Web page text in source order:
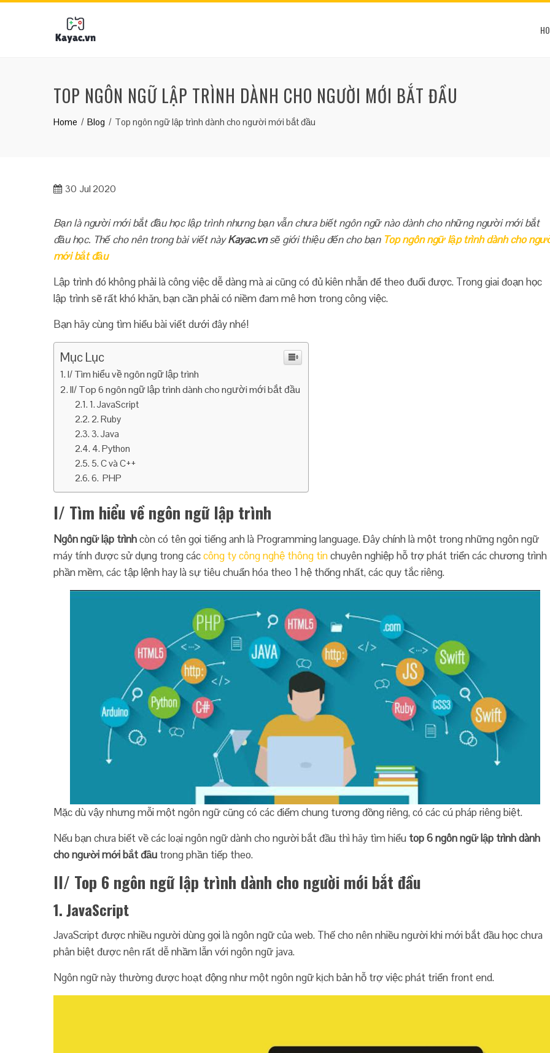
TOP NGÔN NGỮ LẬP TRÌNH DÀNH CHO NGƯỜI MỚI BẮT ĐẦU
Home Blog Top ngôn ngữ lập trình dành cho người mới bắt đầu
30 Jul 2020
Bạn là người mới bắt đầu học lập trình nhưng bạn vẫn chưa biết ngôn ngữ nào dành cho những người mới bắt
đầu học. Thế cho nên trong bài viết nàyKayac.vnsẽ giới thiệu đến cho bạn Top ngôn ngữ lập trình dành cho
mới bắt đầu
Lập trình đó không phải là công việc dễ dàng mà ai cũng có đủ kiên nhẫn để theo đuổi được. Trong giai đoạn học
lập trình sẽ rất khó khăn, bạn cần phải có niềm đam mê hơn trong công việc.
Bạn hãy cùng tìm hiểu bài viết dưới đây nhé!
Mục Lục
I/ Tìm hiểu về ngôn ngữ lập trình
II/ Top 6 ngôn ngữ lập trình dành cho người mới bắt đầu
1. JavaScript
2. Ruby
3. Java
4. Python
5. C và C++
6. PHP
I/ Tìm hiểu về ngôn ngữ lập trình
Ngôn ngữ lập trìnhcòn có tên gọi tiếng anh là Programming language. Đây chính là một trong những ngôn ngữ
máy tính được sử dụng trong cáccông ty công nghệ thông tinchuyên nghiệp hỗ trợ phát triển các chương trình
phần mềm, các tập lệnh hay là sự tiêu chuẩn hóa theo 1 hệ thống nhất, các quy tắc riêng.
Mặc dù vậy nhưng mỗi một ngôn ngữ cũng có các điểm chung tương đồng riêng, có các cú pháp riêng biệt.
Nếu bạn chưa biết về các loại ngôn ngữ dành cho người bắt đầu thì hãy tìm hiểu top 6 ngôn ngữ lập trình dành
cho người mới bắt đầu trong phần tiếp theo.
II/ Top 6 ngôn ngữ lập trình dành cho người mới bắt đầu
1. JavaScript
JavaScript được nhiều người dùng gọi là ngôn ngữ của web. Thế cho nên nhiều người khi mới bắt đầu học chưa
phân biệt được nên rất dễ nhầm lẫn với ngôn ngữ java.
Ngôn ngữ này thường được hoạt động như một ngôn ngữ kịch bản hỗ trợ việc phát triển front end.